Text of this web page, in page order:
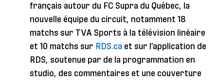
français autour du FC Supra du Québec, la
nouvelle équipe du circuit, notamment 18
matchs sur TVA Sports à la télévision linéaire
et 10 matchs sur RDS.ca et sur l’application de
RDS, soutenue par de la programmation en
studio, des commentaires et une couverture